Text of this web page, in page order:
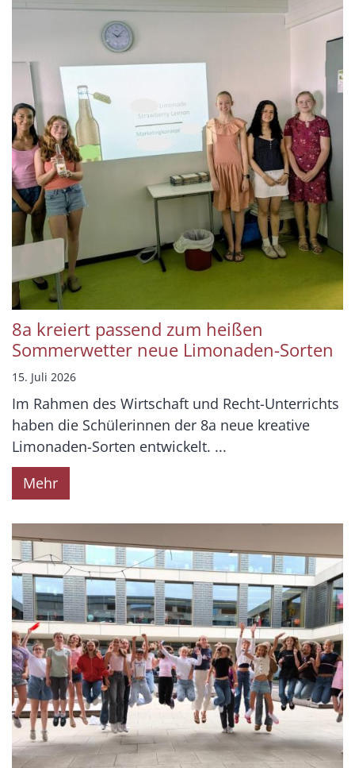
8a kreiert passend zum heißen
Sommerwetter neue Limonaden-Sorten
15. Juli 2026
Im Rahmen des Wirtschaft und Recht-Unterrichts
haben die Schülerinnen der 8a neue kreative
Limonaden-Sorten entwickelt. ...
Mehr